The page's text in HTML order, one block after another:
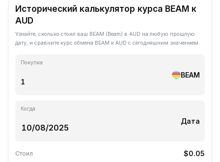
Исторический калькулятор курса BEAM к
AUD
Узнайте, сколько стоил ваш BEAM (Beam) в AUD на любую прошлую
дату, и сравните курс обмена BEAM к AUD с сегодняшним значением.
Покупка
BEAM
Когда
Дата
Стоил $0.05